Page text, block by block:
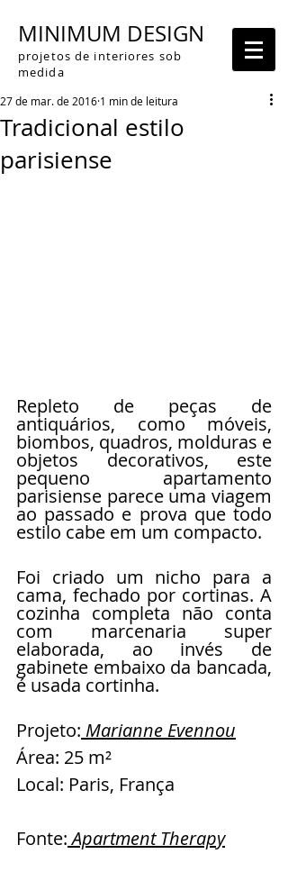
MINIMUM DESIGN
projetos de interiores sob
medida
Tradicional estilo
parisiense
27 de mar. de 2016 1 min de leitura
Repleto de peças de
antiquários, como móveis,
biombos, quadros, molduras e
objetos decorativos, este
pequeno apartamento
parisiense parece uma viagem
ao passado e prova que todo
estilo cabe em um compacto.
Foi criado um nicho para a
cama, fechado por cortinas. A
cozinha completa não conta
com marcenaria super
elaborada, ao invés de
gabinete embaixo da bancada,
é usada cortinha.
Projeto: Marianne Evennou
Área: 25 m²
Local: Paris, França
Fonte: Apartment Therapy